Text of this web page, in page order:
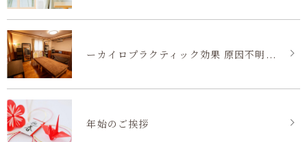
ーカイロプラクティック効果 原因不明...
年始のご挨拶